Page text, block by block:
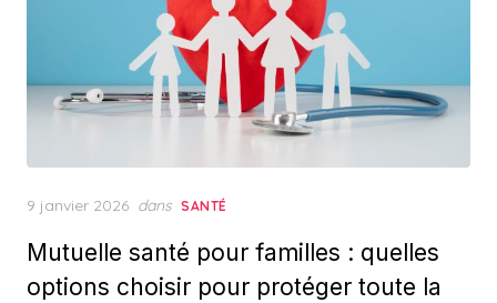
Posted
9 janvier 2026 dans SANTÉ
Mutuelle santé pour familles : quelles
options choisir pour protéger toute la